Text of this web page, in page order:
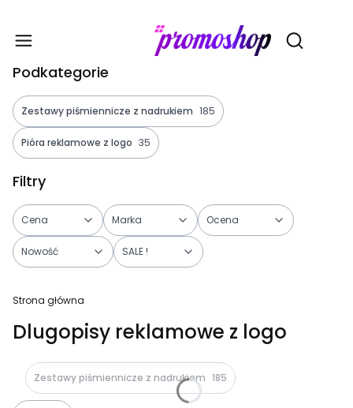
Otwórz
Podkategorie
Zestawy piśmiennicze z nadrukiem 185
Pióra reklamowe z logo 35
Filtry
Cena Marka Ocena
Nowość SALE !
Strona główna
Dlugopisy reklamowe z logo
Zestawy piśmiennicze z nadrukiem 185